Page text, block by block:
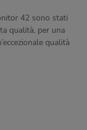
42 sono stati
qualità, per una
qualità